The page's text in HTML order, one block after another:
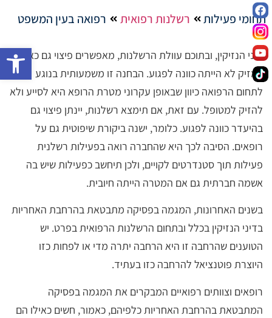
תחומי פעילות רשלנות רפואית רפואה בעין המשפט
דיני הנזיקין, ובתוכם עוולת הרשלנות, מאפשרים פיצוי גם כאשר
למזיק לא הייתה כוונה לפגוע. הבחנה זו משמעותית בנוגע
לתחום הרפואה כיוון שבאופן עקרוני מטרת הרופא היא לסייע ולא
להזיק למטופל. עם זאת, אם תימצא רשלנות, יינתן פיצוי גם
בהיעדר כוונה לפגוע. כלומר, ישנה ביקורת שיפוטית גם על
רופאים. הסיבה לכך היא שהחברה רואה בפעילות רשלנית
פעילות תוך סטנדרטים לקויים, ולכן תיחשב כפעילות שיש בה
אשמה חברתית גם אם המטרה הייתה חיובית.
בשנים האחרונות, המגמה בפסיקה מתבטאת בהרחבת האחריות
בדיני הנזיקין בכלל ובתחום הרשלנות הרפואית בפרט. יש
הטוענים שהרחבה זו היא הרחבה יתרה מדי או לפחות כזו
היוצרת פוטנציאל להרחבה כזו בעתיד.
רופאים וצוותים רפואיים המבקרים את המגמה בפסיקה
המתבטאת בהרחבת האחריות כלפיהם, כאמור, חשים כאילו הם
פתח